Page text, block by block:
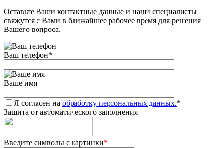
Оставьте Ваши контактные данные и наши специалисты
свяжутся с Вами в ближайшее рабочее время для решения
Вашего вопроса.
Ваш телефон*
Ваше имя
Я согласен на обработку персональных данных.*
Защита от автоматического заполнения
Введите символы с картинки*